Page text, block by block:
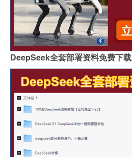
DeepSeek全套部署资料免费下载